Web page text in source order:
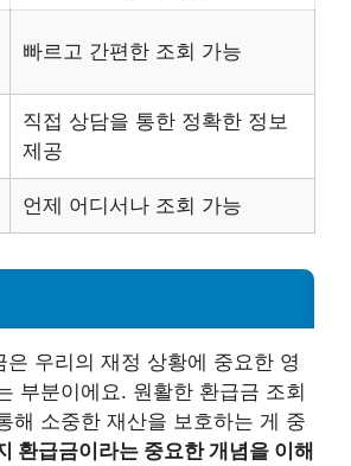
빠르고 간편한 조회 가능
직접 상담을 통한 정확한 정보
제공
언제 어디서나 조회 가능
은 우리의 재정 상황에 중요한 영
부분이에요. 원활한 환급금 조회
해 소중한 재산을 보호하는 게 중
환급금이라는 중요한 개념을 이해